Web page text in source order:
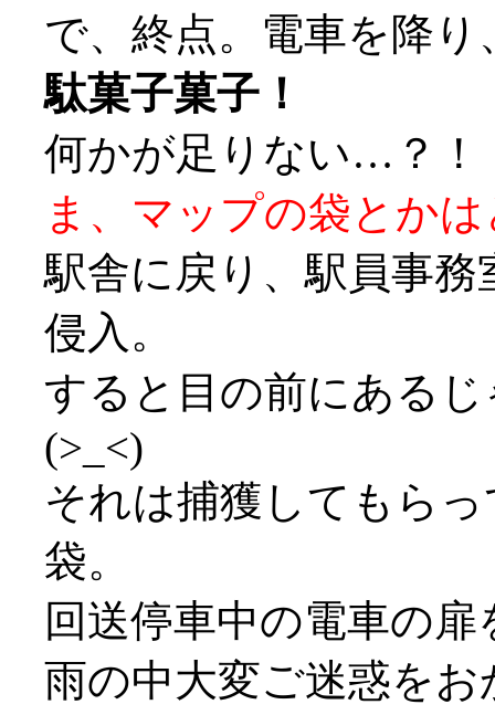
で、終点。電車を降
駄菓子菓子！
何かが足りない…？！
ま、マップの袋とか
駅舎に戻り、駅員事
侵入。
すると目の前にある
(>_<)
それは捕獲してもら
袋。
回送停車中の電車の
雨の中大変ご迷惑を